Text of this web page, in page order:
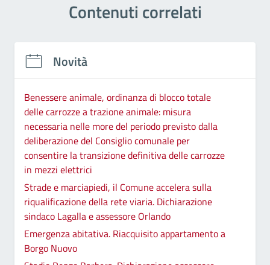
Contenuti correlati
Novità
Benessere animale, ordinanza di blocco totale
delle carrozze a trazione animale: misura
necessaria nelle more del periodo previsto dalla
deliberazione del Consiglio comunale per
consentire la transizione definitiva delle carrozze
in mezzi elettrici
Strade e marciapiedi, il Comune accelera sulla
riqualificazione della rete viaria. Dichiarazione
sindaco Lagalla e assessore Orlando
Emergenza abitativa. Riacquisito appartamento a
Borgo Nuovo